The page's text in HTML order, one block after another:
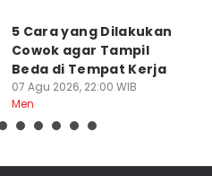
5 Cara yang Dilakukan
Cowok agar Tampil
Beda di Tempat Kerja
07 Agu 2026, 22:00 WIB
Men